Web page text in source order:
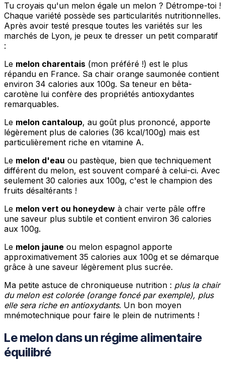
Tu croyais qu'un melon égale un melon ? Détrompe-toi !
Chaque variété possède ses particularités nutritionnelles.
Après avoir testé presque toutes les variétés sur les
marchés de Lyon, je peux te dresser un petit comparatif
:
Le melon charentais (mon préféré !) est le plus
répandu en France. Sa chair orange saumonée contient
environ 34 calories aux 100g. Sa teneur en bêta-
carotène lui confère des propriétés antioxydantes
remarquables.
Le melon cantaloup, au goût plus prononcé, apporte
légèrement plus de calories (36 kcal/100g) mais est
particulièrement riche en vitamine A.
Le melon d'eau ou pastèque, bien que techniquement
différent du melon, est souvent comparé à celui-ci. Avec
seulement 30 calories aux 100g, c'est le champion des
fruits désaltérants !
Le melon vert ou honeydew à chair verte pâle offre
une saveur plus subtile et contient environ 36 calories
aux 100g.
Le melon jaune ou melon espagnol apporte
approximativement 35 calories aux 100g et se démarque
grâce à une saveur légèrement plus sucrée.
Ma petite astuce de chroniqueuse nutrition : plus la chair
du melon est colorée (orange foncé par exemple), plus
elle sera riche en antioxydants. Un bon moyen
mnémotechnique pour faire le plein de nutriments !
Le melon dans un régime alimentaire
équilibré